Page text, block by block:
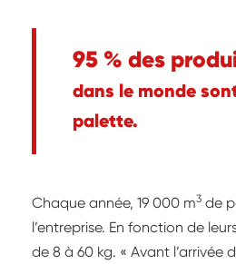
95 % des
dans le monde
palette.
Chaque année, 19 000 m3 de
l’entreprise. En fonction de
de 8 à 60 kg. « Avant l’arrivée